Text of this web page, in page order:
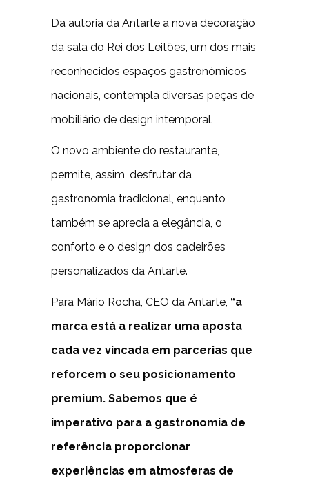
Da autoria da Antarte a nova decoração
da sala do Rei dos Leitões, um dos mais
reconhecidos espaços gastronómicos
nacionais, contempla diversas peças de
mobiliário de design intemporal.
O novo ambiente do restaurante,
permite, assim, desfrutar da
gastronomia tradicional, enquanto
também se aprecia a elegância, o
conforto e o design dos cadeirões
personalizados da Antarte.
Para Mário Rocha, CEO da Antarte, “a
marca está a realizar uma aposta
cada vez vincada em parcerias que
reforcem o seu posicionamento
premium. Sabemos que é
imperativo para a gastronomia de
referência proporcionar
experiências em atmosferas de